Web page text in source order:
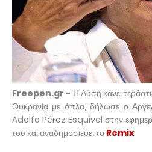
Freepen.gr - Η Δύση κάνει
Ουκρανία με όπλα, δήλωσε ο
Adolfo Pérez Esquivel στην
του και αναδημοσιεύει το Remix.